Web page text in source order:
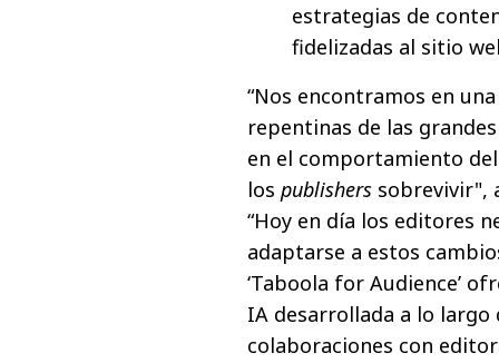
estrategias de
fidelizadas al sitio
“Nos encontramos en
repentinas de las
en el comportamiento
los publishers sobrevivir",
“Hoy en día los editores
adaptarse a estos
‘Taboola for Audience’
IA desarrollada a lo largo
colaboraciones con